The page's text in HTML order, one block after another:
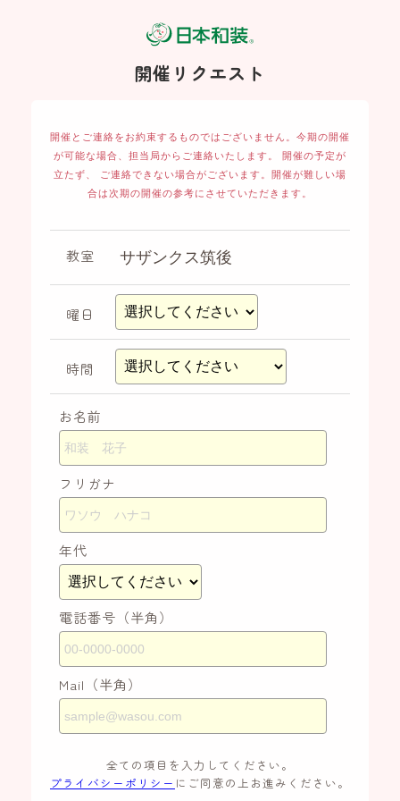
開催リクエスト
開催とご連絡をお約束するものではございません。 今期の開催
が可能な場合、担当局からご連絡いたします。 開催の予定が
立たず、
ご連絡できない場合がございます。開催が難しい場
合は次期の開催の参考にさせていただきます。
教室
曜日
時間
お名前
フリガナ
年代
電話番号（半角）
Mail（半角）
全ての項目を入力してください。
プライバシーポリシー にご同意の上お進みください。